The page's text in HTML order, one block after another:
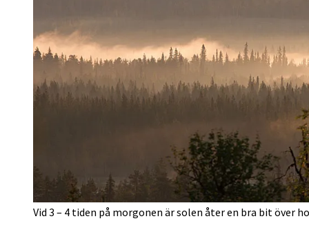
Vid 3 – 4 tiden på morgonen är solen åter en bra bit över